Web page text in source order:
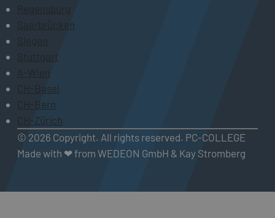
Regensburg
Saarbrücken
Siegen
Stuttgart
A-Wien
CH-Basel
CH-Bern
CH-Zürich
© 2026 Copyright. All rights reserved. PC-COLLEGE
Made with ❤ from WEDEON GmbH & Kay Stromberg